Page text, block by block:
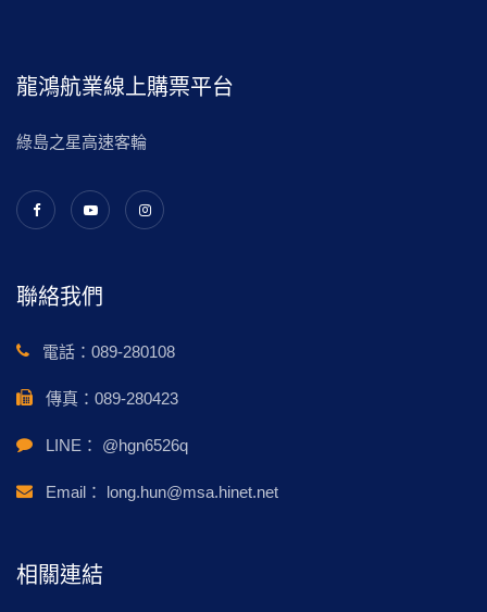
龍鴻航業線上購票平台
綠島之星高速客輪
聯絡我們
電話： 089-280108
傳真： 089-280423
LINE： @hgn6526q
Email： long.hun@msa.hinet.net
相關連結